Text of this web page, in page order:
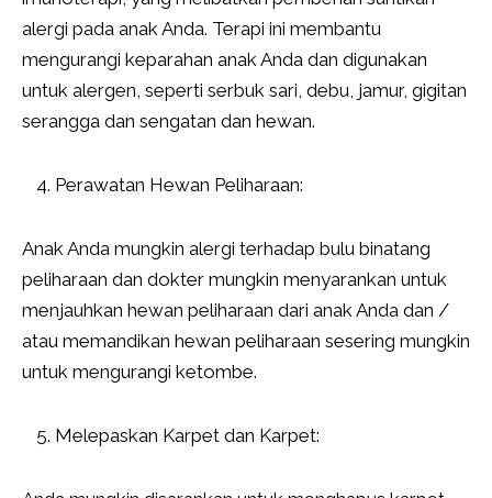
alergi pada anak Anda. Terapi ini membantu
mengurangi keparahan anak Anda dan digunakan
untuk alergen, seperti serbuk sari, debu, jamur, gigitan
serangga dan sengatan dan hewan.
Perawatan Hewan Peliharaan:
Anak Anda mungkin alergi terhadap bulu binatang
peliharaan dan dokter mungkin menyarankan untuk
menjauhkan hewan peliharaan dari anak Anda dan /
atau memandikan hewan peliharaan sesering mungkin
untuk mengurangi ketombe.
Melepaskan Karpet dan Karpet: